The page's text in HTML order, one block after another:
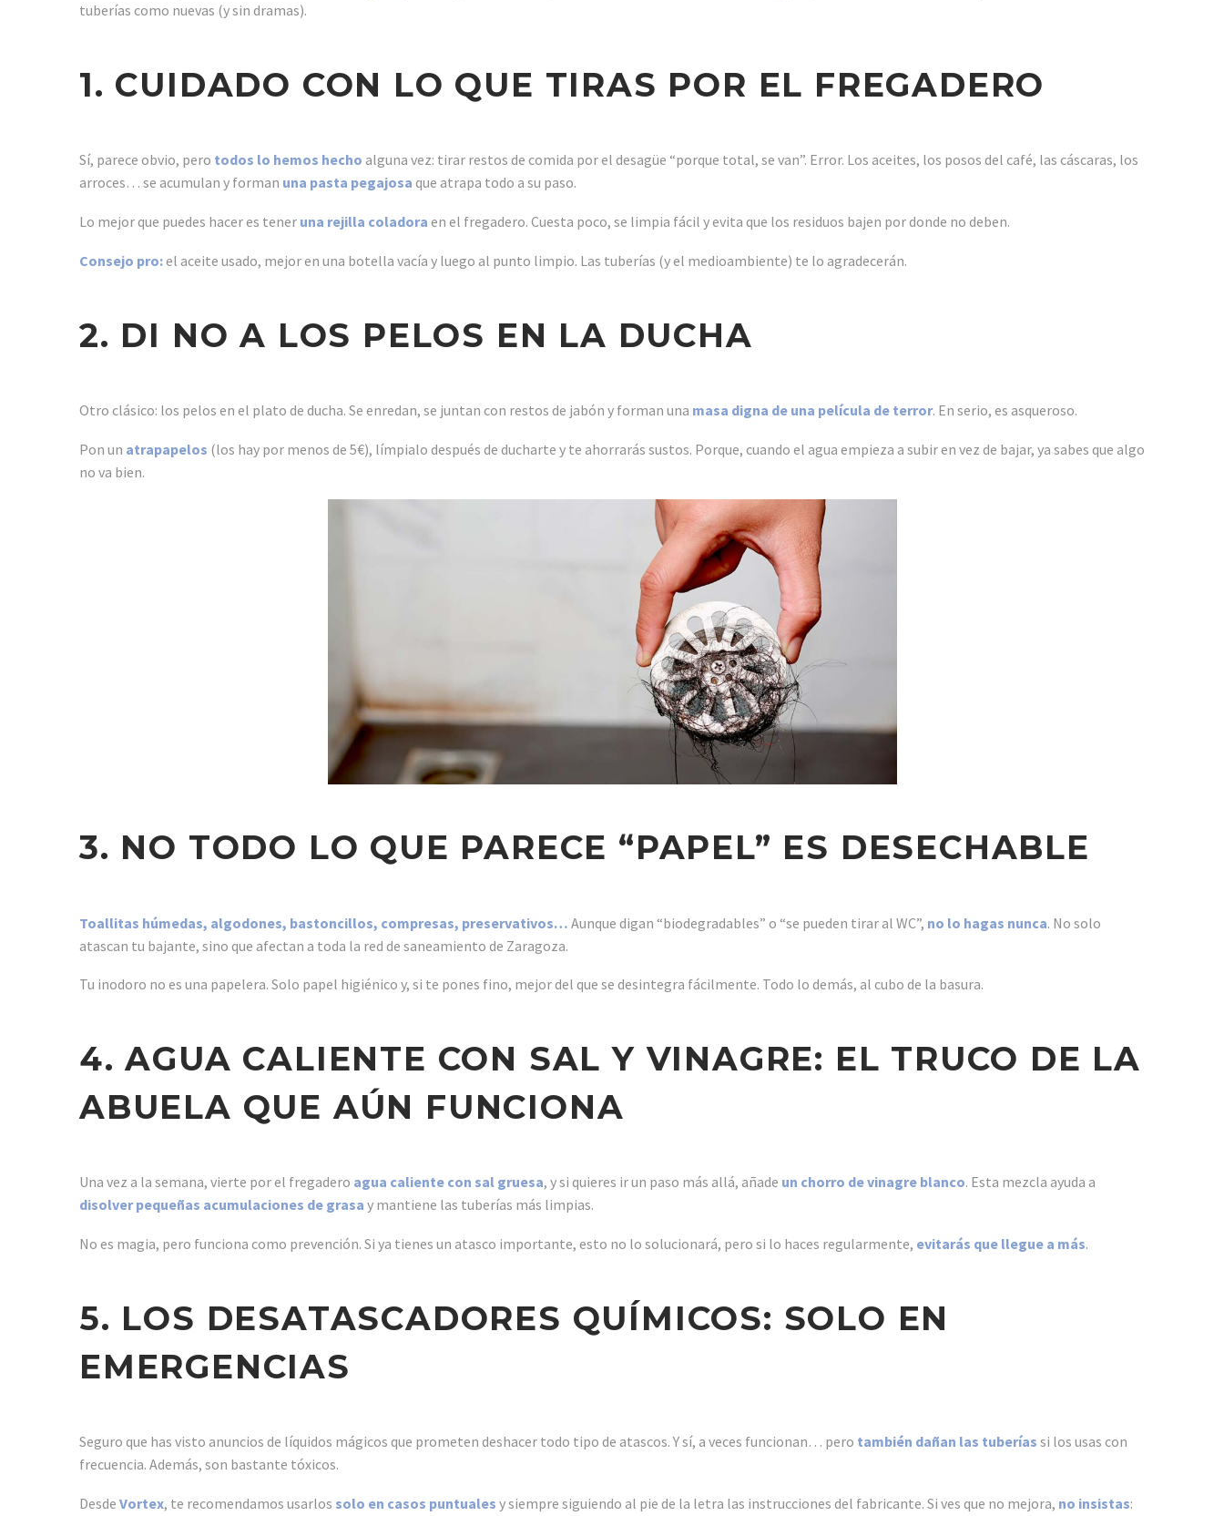
tuberías como nuevas (y sin dramas).
1. CUIDADO CON LO QUE TIRAS POR EL FREGADERO
Sí, parece obvio, pero todos lo hemos hecho alguna vez: tirar restos de comida por el desagüe “porque total, se van”. Error. Los aceites, los posos del café, las cáscaras, los
arroces… se acumulan y forman una pasta pegajosa que atrapa todo a su paso.
Lo mejor que puedes hacer es tener una rejilla coladora en el fregadero. Cuesta poco, se limpia fácil y evita que los residuos bajen por donde no deben.
Consejo pro:el aceite usado, mejor en una botella vacía y luego al punto limpio. Las tuberías (y el medioambiente) te lo agradecerán.
2. DI NO A LOS PELOS EN LA DUCHA
Otro clásico: los pelos en el plato de ducha. Se enredan, se juntan con restos de jabón y forman una masa digna de una película de terror. En serio, es asqueroso.
Pon un atrapapelos (los hay por menos de 5€), límpialo después de ducharte y te ahorrarás sustos. Porque, cuando el agua empieza a subir en vez de bajar, ya sabes que algo
no va bien.
3. NO TODO LO QUE PARECE “PAPEL” ES DESECHABLE
Toallitas húmedas, algodones, bastoncillos, compresas, preservativos… Aunque digan “biodegradables” o “se pueden tirar al WC”, no lo hagas nunca. No solo
atascan tu bajante, sino que afectan a toda la red de saneamiento de Zaragoza.
Tu inodoro no es una papelera. Solo papel higiénico y, si te pones fino, mejor del que se desintegra fácilmente. Todo lo demás, al cubo de la basura.
4. AGUA CALIENTE CON SAL Y VINAGRE: EL TRUCO DE LA
ABUELA QUE AÚN FUNCIONA
Una vez a la semana, vierte por el fregadero agua caliente con sal gruesa, y si quieres ir un paso más allá, añade un chorro de vinagre blanco. Esta mezcla ayuda a
disolver pequeñas acumulaciones de grasa y mantiene las tuberías más limpias.
No es magia, pero funciona como prevención. Si ya tienes un atasco importante, esto no lo solucionará, pero si lo haces regularmente, evitarás que llegue a más.
5. LOS DESATASCADORES QUÍMICOS: SOLO EN
EMERGENCIAS
Seguro que has visto anuncios de líquidos mágicos que prometen deshacer todo tipo de atascos. Y sí, a veces funcionan… pero también dañan las tuberías si los usas con
frecuencia. Además, son bastante tóxicos.
Desde Vortex, te recomendamos usarlos solo en casos puntuales y siempre siguiendo al pie de la letra las instrucciones del fabricante. Si ves que no mejora, no insistas: